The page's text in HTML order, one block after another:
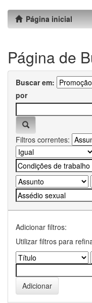
Página inicial
Página de
Buscar em:
por
Filtros correntes:
Adicionar filtros:
Utilizar filtros para